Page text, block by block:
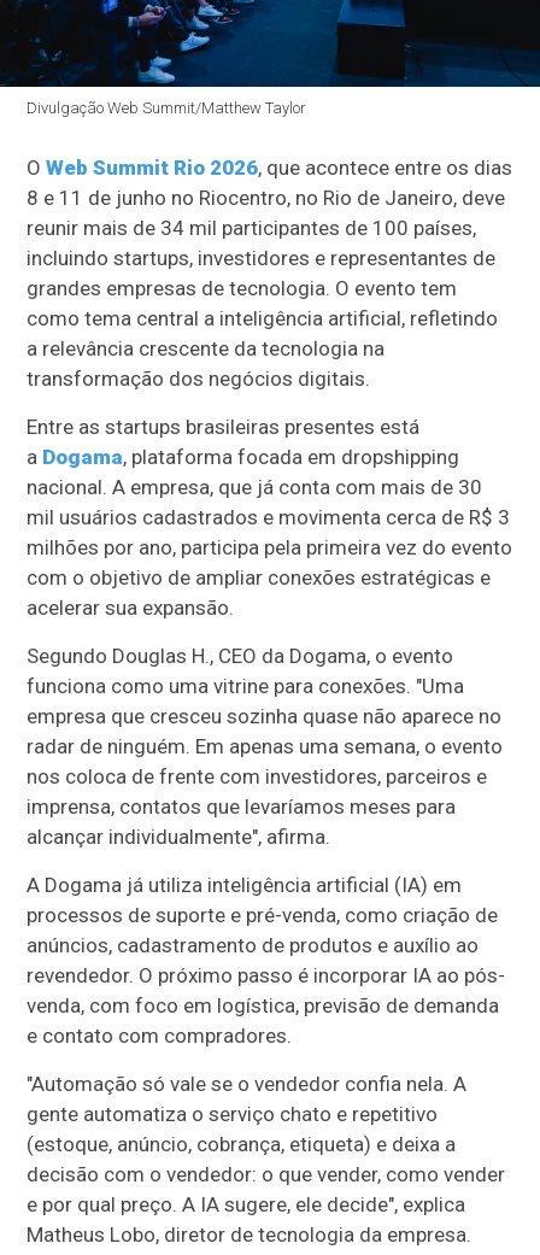
Divulgação Web Summit/Matthew Taylor
OWeb Summit Rio 2026, que acontece entre os dias
8 e 11 de junho no Riocentro, no Rio de Janeiro, deve
reunir mais de 34 mil participantes de 100 países,
incluindo startups, investidores e representantes de
grandes empresas de tecnologia. O evento tem
como tema central a inteligência artificial, refletindo
a relevância crescente da tecnologia na
transformação dos negócios digitais.
Entre as startups brasileiras presentes está
a Dogama, plataforma focada em dropshipping
nacional. A empresa, que já conta com mais de 30
mil usuários cadastrados e movimenta cerca de R$ 3
milhões por ano, participa pela primeira vez do evento
com o objetivo de ampliar conexões estratégicas e
acelerar sua expansão.
Segundo Douglas H., CEO da Dogama, o evento
funciona como uma vitrine para conexões. "Uma
empresa que cresceu sozinha quase não aparece no
radar de ninguém. Em apenas uma semana, o evento
nos coloca de frente com investidores, parceiros e
imprensa, contatos que levaríamos meses para
alcançar individualmente", afirma.
A Dogama já utiliza inteligência artificial (IA) em
processos de suporte e pré-venda, como criação de
anúncios, cadastramento de produtos e auxílio ao
revendedor. O próximo passo é incorporar IA ao pós-
venda, com foco em logística, previsão de demanda
e contato com compradores.
"Automação só vale se o vendedor confia nela. A
gente automatiza o serviço chato e repetitivo
(estoque, anúncio, cobrança, etiqueta) e deixa a
decisão com o vendedor: o que vender, como vender
e por qual preço. A IA sugere, ele decide", explica
Matheus Lobo, diretor de tecnologia da empresa.